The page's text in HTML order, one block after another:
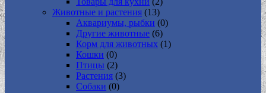
Животные и растения (13)
Аквариумы, рыбки (0)
Другие животные (6)
Корм для животных (1)
Кошки (0)
Птицы (2)
Растения (3)
Собаки (0)